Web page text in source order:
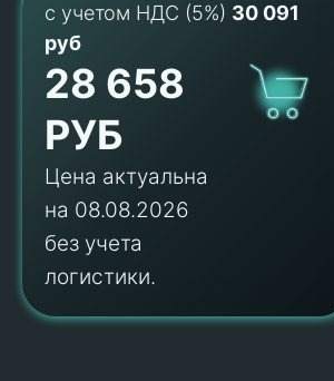
с учетом НДС (5%) 30 091
руб
28 658
РУБ
Цена актуальна
на 08.08.2026
без учета
логистики.